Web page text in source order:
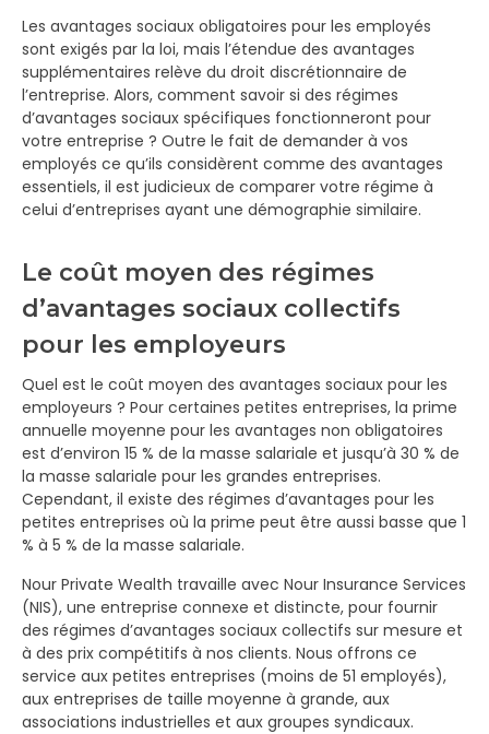
Les avantages sociaux obligatoires pour les employés
sont exigés par la loi, mais l’étendue des avantages
supplémentaires relève du droit discrétionnaire de
l’entreprise. Alors, comment savoir si des régimes
d’avantages sociaux spécifiques fonctionneront pour
votre entreprise ? Outre le fait de demander à vos
employés ce qu’ils considèrent comme des avantages
essentiels, il est judicieux de comparer votre régime à
celui d’entreprises ayant une démographie similaire.
Le coût moyen des régimes
d’avantages sociaux collectifs
pour les employeurs
Quel est le coût moyen des avantages sociaux pour les
employeurs ? Pour certaines petites entreprises, la prime
annuelle moyenne pour les avantages non obligatoires
est d’environ 15 % de la masse salariale et jusqu’à 30 % de
la masse salariale pour les grandes entreprises.
Cependant, il existe des régimes d’avantages pour les
petites entreprises où la prime peut être aussi basse que 1
% à 5 % de la masse salariale.
Nour Private Wealth travaille avec Nour Insurance Services
(NIS), une entreprise connexe et distincte, pour fournir
des régimes d’avantages sociaux collectifs sur mesure et
à des prix compétitifs à nos clients. Nous offrons ce
service aux petites entreprises (moins de 51 employés),
aux entreprises de taille moyenne à grande, aux
associations industrielles et aux groupes syndicaux.